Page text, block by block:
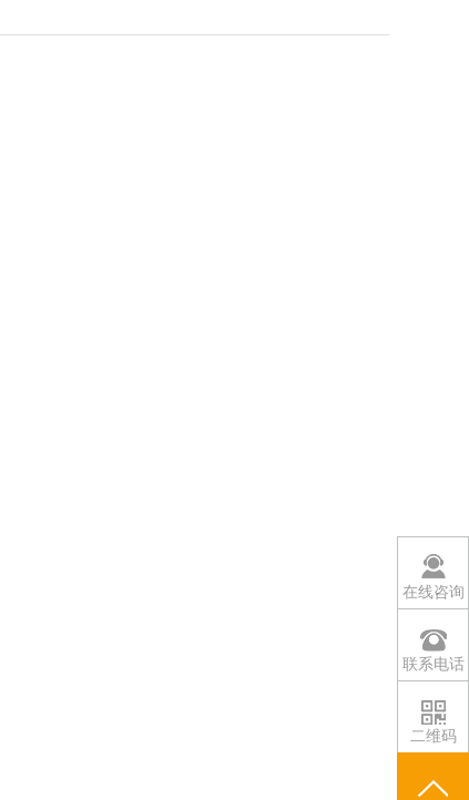
在线咨询
联系电话
二维码